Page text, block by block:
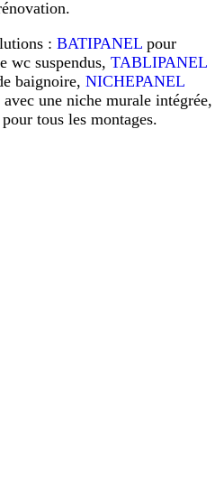
: BATIPANEL pour
wc suspendus, TABLIPANEL
baignoire, NICHEPANEL
une niche murale intégrée,
tous les montages.